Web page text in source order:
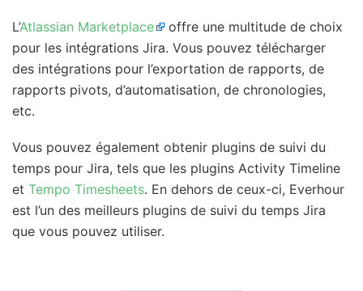
L’Atlassian Marketplace
offre une multitude de choix
pour les intégrations Jira. Vous pouvez télécharger
des intégrations pour l’exportation de rapports, de
rapports pivots, d’automatisation, de chronologies,
etc.
Vous pouvez également obtenir plugins de suivi du
temps pour Jira, tels que les plugins Activity Timeline
et Tempo Timesheets. En dehors de ceux-ci, Everhour
est l’un des meilleurs plugins de suivi du temps Jira
que vous pouvez utiliser.